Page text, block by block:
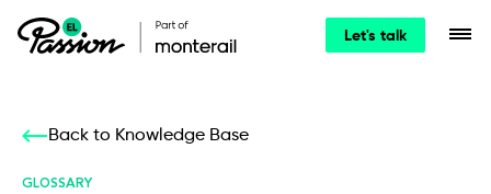
Let's talk
Back to Knowledge Base
GLOSSARY